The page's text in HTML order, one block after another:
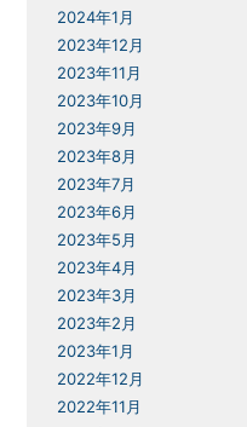
2024年1月
2023年12月
2023年11月
2023年10月
2023年9月
2023年8月
2023年7月
2023年6月
2023年5月
2023年4月
2023年3月
2023年2月
2023年1月
2022年12月
2022年11月